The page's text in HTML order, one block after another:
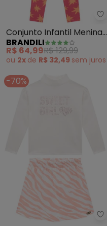
Conjunto Infantil Menina
de Estrelas (Natural)
BRANDILI
R$ 64,99R$ 129,99
ou 2x de R$ 32,49 sem juros
-70%